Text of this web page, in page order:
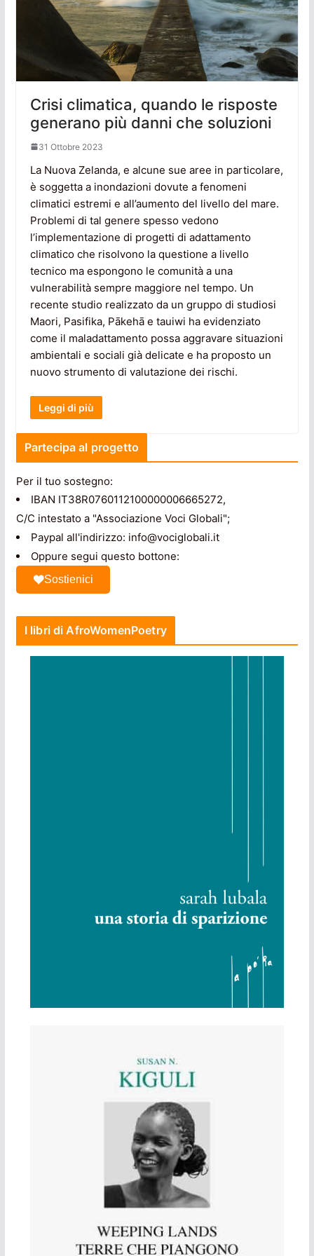
Crisi climatica, quando le risposte
generano più danni che soluzioni
31 Ottobre 2023
La Nuova Zelanda, e alcune sue aree in particolare,
è soggetta a inondazioni dovute a fenomeni
climatici estremi e all’aumento del livello del mare.
Problemi di tal genere spesso vedono
l’implementazione di progetti di adattamento
climatico che risolvono la questione a livello
tecnico ma espongono le comunità a una
vulnerabilità sempre maggiore nel tempo. Un
recente studio realizzato da un gruppo di studiosi
Maori, Pasifika, Pākehā e tauiwi ha evidenziato
come il maladattamento possa aggravare situazioni
ambientali e sociali già delicate e ha proposto un
nuovo strumento di valutazione dei rischi.
Leggi di più
Partecipa al progetto
Per il tuo sostegno:
IBAN IT38R0760112100000006665272,
C/C intestato a "Associazione Voci Globali";
Paypal all'indirizzo: info@vociglobali.it
Oppure segui questo bottone:
Sostienici
I libri di AfroWomenPoetry